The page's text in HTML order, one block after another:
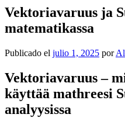
Vektoriavaruus ja
matematikassa
Publicado el julio 1, 2025 por
Vektoriavaruus –
käyttää mathreesi
analyysissa